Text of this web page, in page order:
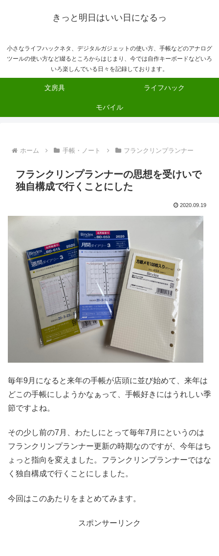
きっと明日はいい日になるっ
小さなライフハックネタ、デジタルガジェットの使い方、手帳などのアナログ
ツールの使い方など綴るところからはじまり、今では自作キーボードなどいろ
いろ楽しんでいる日々を記録しております。
文房具 ライフハック
モバイル
ホーム 手帳・ノート フランクリンプランナー
フランクリンプランナーの思想を受けいで
独自構成で行くことにした
2020.09.19
毎年9月になると来年の手帳が店頭に並び始めて、来年は
どこの手帳にしようかなぁって、手帳好きにはうれしい季
節ですよね。
その少し前の7月、わたしにとって毎年7月にというのは
フランクリンプランナー更新の時期なのですが、今年はち
ょっと指向を変えました。フランクリンプランナーではな
く独自構成で行くことにしました。
今回はこのあたりをまとめてみます。
スポンサーリンク